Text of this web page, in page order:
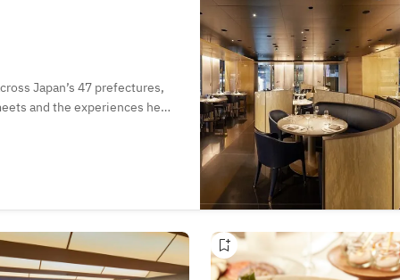
Japan’s 47 prefectures,
and the experiences he